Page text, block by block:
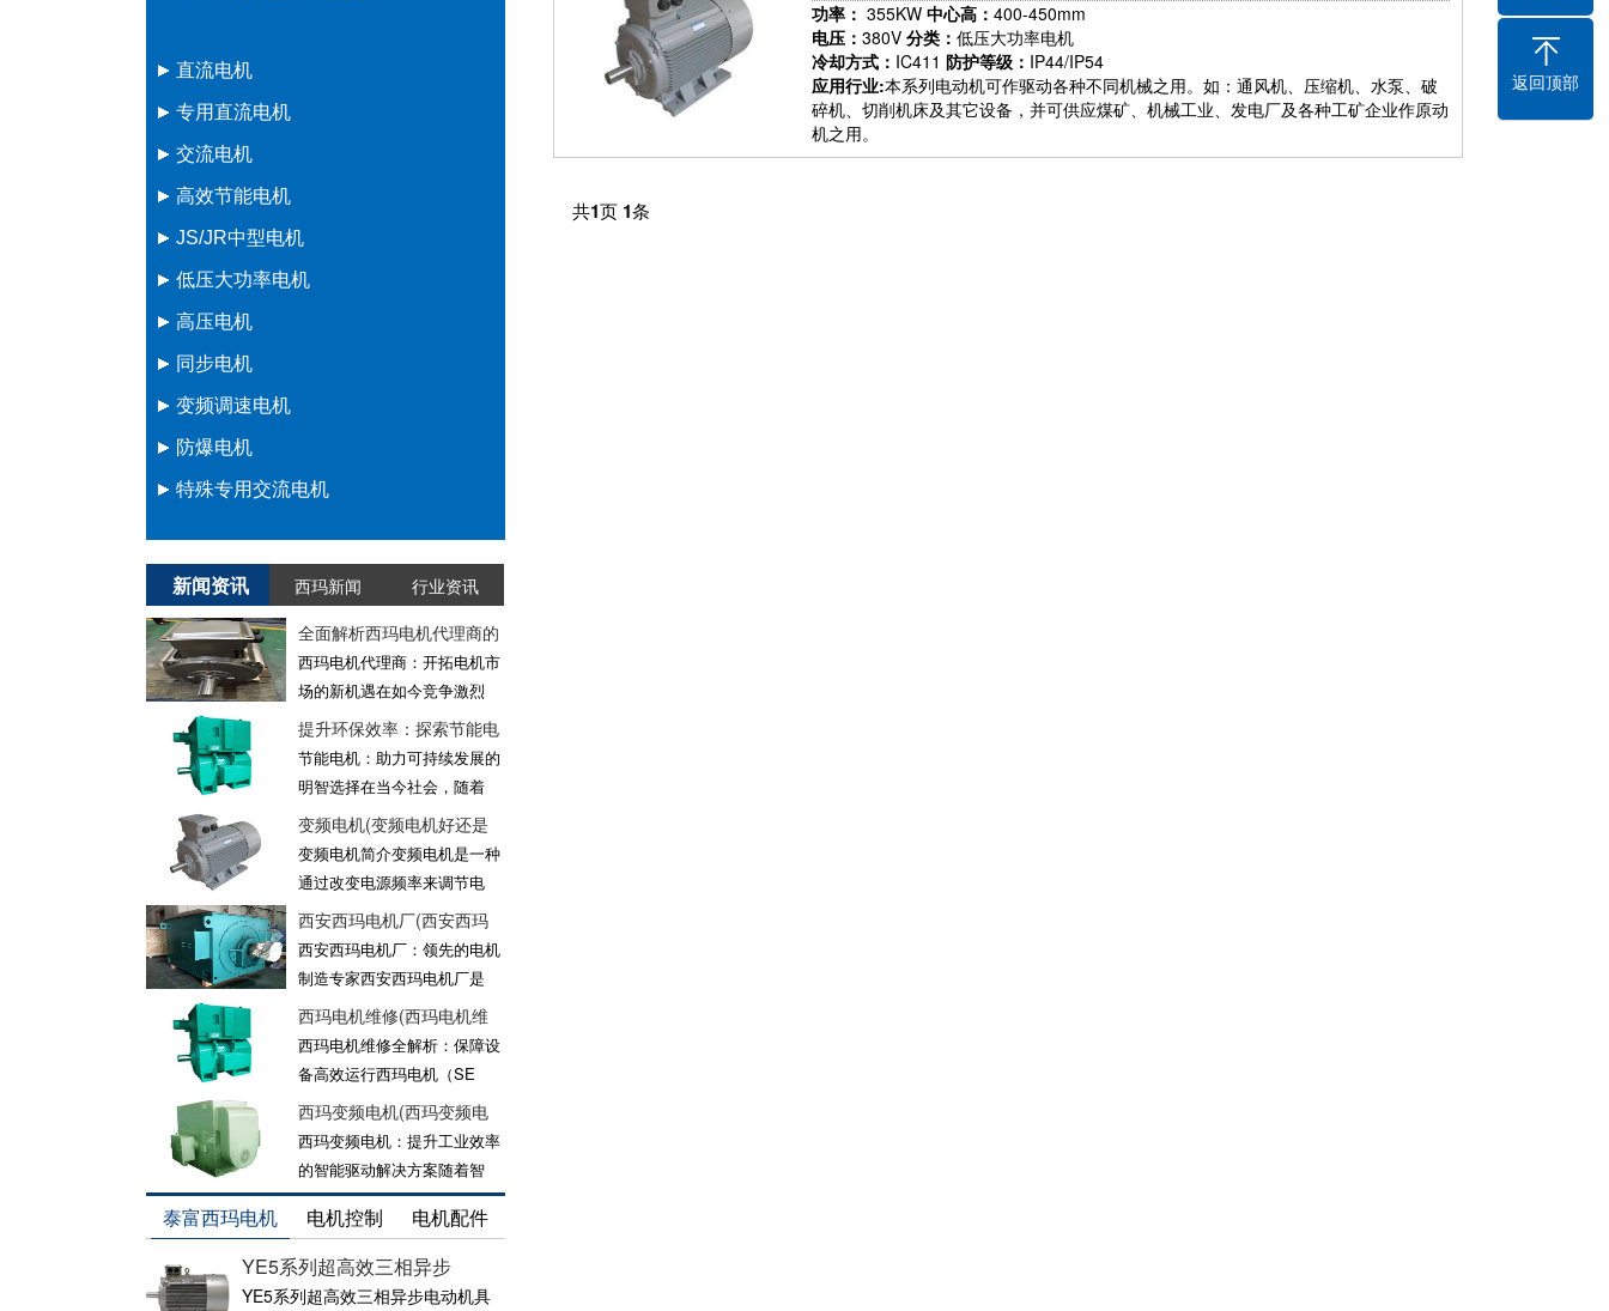
直流电机
Z2直流电机
Z4直流电机
Z直流电机(中型)
专用直流电机
ZSN4水泥回转窑专用电机
ZDT2制糖压榨专用电机
ZTP铁路机车电机
ZSL4直流电机
ZBL4直流电机
ZFQZ频繁起制动电机
交流电机
Y三相异步电机
YR三相异步电机
Y2三相异步电机
高效节能电机
YE2高效节能电机
YE3超高效率节能电机
NEMA标准高效率电机
YX高效节能电机
YE4高效节能电机
YE5系列超高效电机
JS/JR中型电机
JR三相异步电机(380V)
JS电机(6kV、10kV)
JR电机(6kV、10kV)
JS三相异步电机(380V)
低压大功率电机
Y电机(H400-500)380V
YKK电机(H400-500)380V
Y2紧凑型电机(380V)
高压电机
Y三相异步电机
YKK三相异步电机
YKS三相异步电机
YR三相异步电机
YRKK三相异步电机
Y2紧凑型电机
YK高速三相异步电机
Y/YR大型卧式高压电机
YCS大功率电机（10KV）
同步电机
TDMK 36极大型同步电机
TK压缩机用大型同步电机
TKK同步电机
TDMK同步电机
变频调速电机
YVF变频调速电机
YVF2变频调速电机
YVEF2高效变频电机
YVEF3高效率变频电机
YJTFKK变频电机
防爆电机
YBX2隔爆型电机
YBE2隔爆型电机
YB隔爆型电机
特殊专用交流电机
YTM磨机专用电机
KX压缩机专用高效电机
YD变极多速电机
YLY粮机专用电机
新闻资讯 西玛新闻
行业资讯
全面解析西玛电机代理商的
西玛电机代理商：开拓电机市
场的新机遇在如今竞争激烈
提升环保效率：探索节能电
节能电机：助力可持续发展的
明智选择在当今社会，随着
变频电机(变频电机好还是
变频电机简介变频电机是一种
通过改变电源频率来调节电
西安西玛电机厂(西安西玛
西安西玛电机厂：领先的电机
制造专家西安西玛电机厂是
西玛电机维修(西玛电机维
西玛电机维修全解析：保障设
备高效运行西玛电机（SE
西玛变频电机(西玛变频电
西玛变频电机：提升工业效率
的智能驱动解决方案随着智
泰富西玛电机 电机控制
电机配件
YE5系列超高效三相异步
YE5系列超高效三相异步电动机具
功率： 355KW 中心高： 400-450mm
电压： 380V 分类： 低压大功率电机
冷却方式： IC411 防护等级： IP44/IP54
应用行业:本系列电动机可作驱动各种不同机械之用。如：通风机、压缩机、水泵、破
碎机、切削机床及其它设备，并可供应煤矿、机械工业、发电厂及各种工矿企业作原动
机之用。
共1页 1条
返回顶部